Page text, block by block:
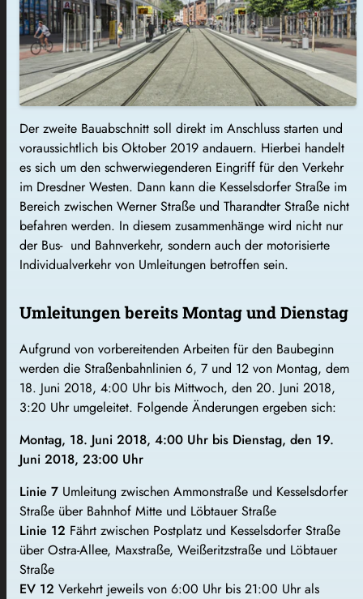
Der zweite Bauabschnitt soll direkt im Anschluss starten und
voraussichtlich bis Oktober 2019 andauern. Hierbei handelt
es sich um den schwerwiegenderen Eingriff für den Verkehr
im Dresdner Westen. Dann kann die Kesselsdorfer Straße im
Bereich zwischen Werner Straße und Tharandter Straße nicht
befahren werden. In diesem zusammenhänge wird nicht nur
der Bus- und Bahnverkehr, sondern auch der motorisierte
Individualverkehr von Umleitungen betroffen sein.
Umleitungen bereits Montag und Dienstag
Aufgrund von vorbereitenden Arbeiten für den Baubeginn
werden die Straßenbahnlinien 6, 7 und 12 von Montag, dem
18. Juni 2018, 4:00 Uhr bis Mittwoch, den 20. Juni 2018,
3:20 Uhr umgeleitet. Folgende Änderungen ergeben sich:
Montag, 18. Juni 2018, 4:00 Uhr bis Dienstag, den 19.
Juni 2018, 23:00 Uhr
Linie 7 Umleitung zwischen Ammonstraße und Kesselsdorfer
Straße über Bahnhof Mitte und Löbtauer Straße
Linie 12 Fährt zwischen Postplatz und Kesselsdorfer Straße
über Ostra-Allee, Maxstraße, Weißeritzstraße und Löbtauer
Straße
EV 12 Verkehrt jeweils von 6:00 Uhr bis 21:00 Uhr als